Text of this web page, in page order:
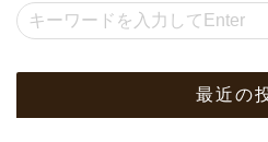
最近の